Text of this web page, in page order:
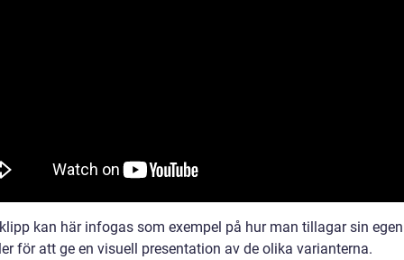
kan här infogas som exempel på hur man tillagar sin
för att ge en visuell presentation av de olika varianterna.